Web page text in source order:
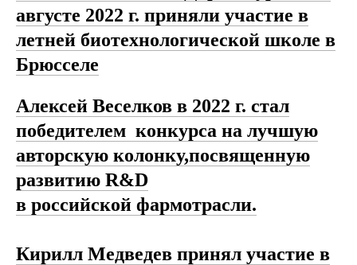
августе 2022 г. приняли участие в
летней биотехнологической школе в
Брюсселе
Алексей Веселков в 2022 г. стал
победителем конкурса на лучшую
авторскую колонку,посвященную
развитию R&D
в российской фармотрасли.
Кирилл Медведев принял участие в